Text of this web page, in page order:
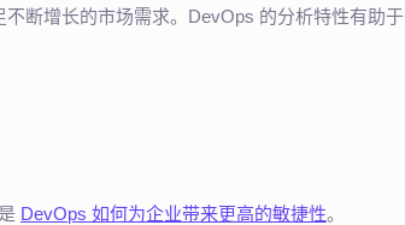
断增长的市场需求。DevOps 的分析特性有助于
DevOps 如何为企业带来更高的敏捷性。